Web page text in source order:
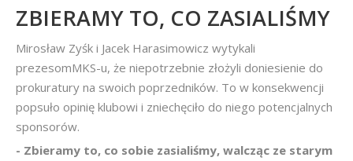
ZBIERAMY TO, CO ZASIALIŚMY
Mirosław Zyśk i Jacek Harasimowicz wytykali
prezesomMKS-u, że niepotrzebnie złożyli doniesienie do
prokuratury na swoich poprzedników. To w konsekwencji
popsuło opinię klubowi i zniechęciło do niego potencjalnych
sponsorów.
- Zbieramy to, co sobie zasialiśmy, walcząc ze starym